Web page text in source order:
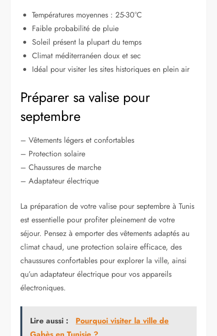
Températures moyennes : 25-30°C
Faible probabilité de pluie
Soleil présent la plupart du temps
Climat méditerranéen doux et sec
Idéal pour visiter les sites historiques en plein air
Préparer sa valise pour
septembre
– Vêtements légers et confortables
– Protection solaire
– Chaussures de marche
– Adaptateur électrique
La préparation de votre valise pour septembre à Tunis
est essentielle pour profiter pleinement de votre
séjour. Pensez à emporter des vêtements adaptés au
climat chaud, une protection solaire efficace, des
chaussures confortables pour explorer la ville, ainsi
qu’un adaptateur électrique pour vos appareils
électroniques.
Lire aussi :
Pourquoi visiter la ville de